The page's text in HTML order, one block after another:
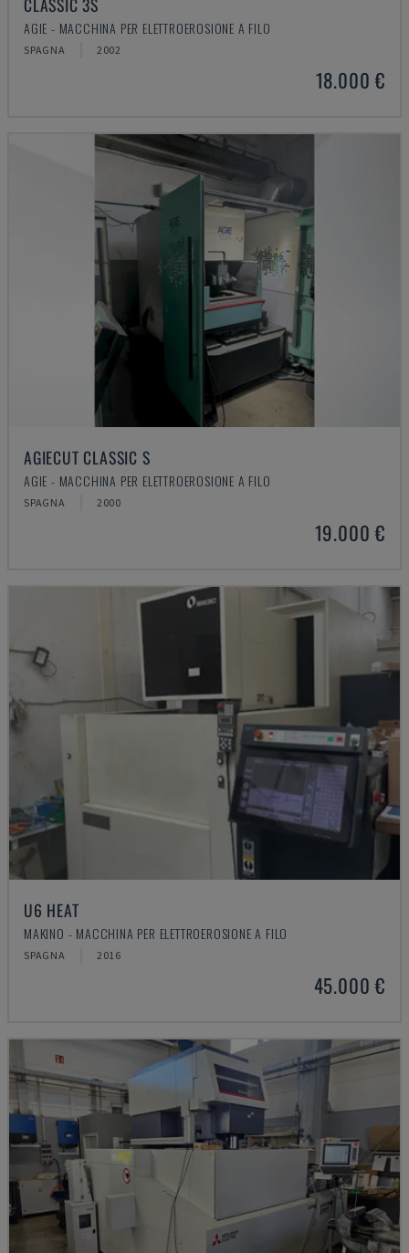
AGIE - MACCHINA PER ELETTROEROSIONE A FILO
SPAGNA 2002
18.000 €
AGIECUT CLASSIC S
AGIE - MACCHINA PER ELETTROEROSIONE A FILO
SPAGNA 2000
19.000 €
U6 HEAT
MAKINO - MACCHINA PER ELETTROEROSIONE A FILO
SPAGNA 2016
45.000 €